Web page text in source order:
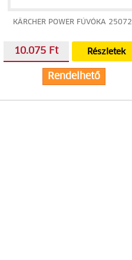
KÄRCHER POWER FÚVÓKA 25072
10.075 Ft Részletek
Rendelhető